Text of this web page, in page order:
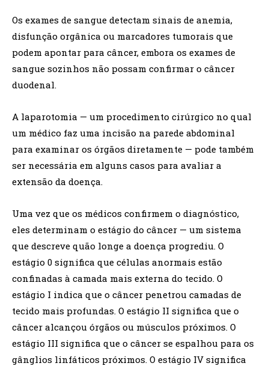
Os exames de sangue detectam sinais de anemia,
disfunção orgânica ou marcadores tumorais que
podem apontar para câncer, embora os exames de
sangue sozinhos não possam confirmar o câncer
duodenal.
A laparotomia — um procedimento cirúrgico no qual
um médico faz uma incisão na parede abdominal
para examinar os órgãos diretamente — pode também
ser necessária em alguns casos para avaliar a
extensão da doença.
Uma vez que os médicos confirmem o diagnóstico,
eles determinam o estágio do câncer — um sistema
que descreve quão longe a doença progrediu. O
estágio 0 significa que células anormais estão
confinadas à camada mais externa do tecido. O
estágio I indica que o câncer penetrou camadas de
tecido mais profundas. O estágio II significa que o
câncer alcançou órgãos ou músculos próximos. O
estágio III significa que o câncer se espalhou para os
gânglios linfáticos próximos. O estágio IV significa